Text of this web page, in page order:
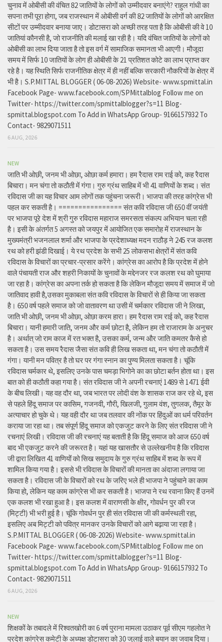
चुनाव में ओबीसी की वंचित 82 जातियों के लोगों को उम्मीदवार बनाएंगे? राहुल गांधी का
सपना तभी पूरा होगा, जब राजस्थान में ओबीसी वर्ग की 82 जातियों के लोगों को आरक्षित
सीटों पर उम्मीदवार बनाया जाए। डोटासरा को अच्छी तरह पता है कि ओबीसी की वे 10
जातियां कौनसी है, जो राजनीति की मलाई खा रही है। यदि वंचित जातियों के लोगों को
ओबीसी का लाभ दिया जाता है तो इस वर्ग में सामाजिक समानता भी आएगी। मौजूदा
समय में सिर्फ 10 जातियों के लोग ही ओबीसी के 21 प्रतिशत कोटे का लाभ प्राप्त कर
रहे है। यह स्थिति सिर्फ राजनीतिक क्षेत्र में ही नहीं बल्कि सरकारी नौकरियों के क्षेत्र में
भी है। S.P.MITTAL BLOGGER ( 06-08-2026) Website- www.spmittal.in
Facebook Page- www.facebook.com/SPMittalblog Follow me on
Twitter- https://twitter.com/spmittalblogger?s=11 Blog-
spmittal.blogspot.com To Add in WhatsApp Group- 9166157932 To
Contact- 9829071511
6 AUG, 2026
NEW
जाति भी ओछी, जनम भी ओछा, ओछा कर्म हमारा। हम रैदास राम राई को, कह रैदास
बिचारा। मन चंगा तो कठौती में गंगा। गुरु ग्रंथ साहिब में भी 41 वाणियों के शब्द। संत
रविदास जी का यह विचार आम लोगों तक पहुंचना जरूरी। भाजपा की तरह कांग्रेस भी
पहल कर सकती है। ================ संत कवि रविदास जी 650 वीं जयंती
पर भाजपा पूरे देश में श्री गुरु रविदास महाराज समरसता संकल्प अभियान चला रही
है। इसी के अंतर्गत 5 अगस्त को जयपुर में आयोजित एक समारोह में राजस्थान के
मुख्यमंत्री भजनलाल शर्मा और भाजपा के प्रदेशाध्यक्ष मदन राठौड़ ने 245 रज कलश
रथ को हरी झंडी दिखाई। ये रथ प्रदेश के सभी 25 लोकसभा क्षेत्रों में संत कवि
रविदास के विचारों का प्रचार-प्रसार करेंगे। कांग्रेस का आरोप है कि प्रदेश में होने
वाले पंचायती राज और शहरी निकायों के चुनावों के मद्देनजर रज कलश रथ को घुमाया
जा रहा है। कांग्रेस का अपना तर्क हो सकता है कि लेकिन मौजूदा समय में समाज में जो
जातिवाद हावी है,उसका मुकाबला संत कवि रविदास के विचारों से ही किया जा सकता
है। 650 वर्ष पहले समाज को जो वातावरण था उसी में चर्मकार रविदास जी ने लिखा,
जाति भी ओछी, जनम भी ओछा, ओछा करम हारा। हम रैदास राम राई को, कह रैदास
बिचारा। यानी हमारी जाति, जनम और कर्म छोटा है, लेकिन हम तो राजाराम के अनुचर
है। अर्थात् जो राम काज में रत भक्त है, उसका कर्म, जन्म और जाति कमतर कैसे हो
सकता है। उस समय रैदास जैसा संत कवि ही लिख सकता था, मन चंगा तो कठौती में
गंगा। यानी मन पवित्र है तो घर पर गंगा स्नान का पुण्य मिलता सकता है। चूंकि
रविदास चर्मकार थे, इसलिए उनके पास चमड़ा भिगोने का का छोटा बर्तन होता था। इस
बात को ही कठौती कहा गया है। संत रविदास जी ने अपनी रचनाएं 1489 से 1471 ईवी
के बीच लिखी। यह वह दौर था, जब भारत पर लोदी वंश के शासक राज कर रहे थे, इस
से पहले हिंदू समाज पर कासिम, गजनवी, गौरी, खिलजी, गुलाम वंश, तुगलक, तैमूर के
अत्याचार हो चुके थे। यह वही दौर था जब तलवार की नोंक पर हिंदुओं का धर्म परिवर्तन
कराया जा रहा था। तब संपूर्ण हिंदू समाज को एकजुट करने के लिए संत रविदास जी ने
रचनाएं लिखी। रविदास जी की रचनाएं यह बताती है कि हिंदू समाज को आज 650 वर्ष
बाद भी एकजुट करने की जरूरत है। यहां यह खासतौर से उल्लेखनीय है कि रविदास
जी द्वारा लिखित 41 वाणियोंं को सिख समुदाय के गुरु ग्रंथ साहिब में शब्द के रूप में
शामिल किया गया है। इससे भी रविदास के विचारों की मानता का अंदाजा लगाया जा
सकता है। रविदास जी के विचारों को रथ के जरिए भले ही भाजपा ने पहुंचाने का काम
किया हो, लेकिन यह काम कांग्रेस भी कर सकती है। भाजपा ने रथ रवाना किए हैं उनमें
एक कलश भी रखा हुआ है। इस कलश में वाराणसी के क्षीर, गोवर्धन पुर की रज
(मिट्टी) भी भरी हुई है। चूंकि गोवर्धन पुर ही संत रविदास जी की कर्मस्थली रहा,
इसलिए अब मिट्टी को पवित्र मानकर उनके विचारों को आगे बढ़ाया जा रहा है।
S.P.MITTAL BLOGGER ( 06-08-2026) Website- www.spmittal.in
Facebook Page- www.facebook.com/SPMittalblog Follow me on
Twitter- https://twitter.com/spmittalblogger?s=11 Blog-
spmittal.blogspot.com To Add in WhatsApp Group- 9166157932 To
Contact- 9829071511
6 AUG, 2026
NEW
शिक्षकों के तबादले में रिश्वतखोरी का 6 वर्ष पुराना मामला उठाकर पूर्व सीएम गहलोत ने
प्रदेश कांग्रेस कमेटी के अध्यक्ष डोटासरा को 30 जुलाई वाले बयान का जवाब दिया।